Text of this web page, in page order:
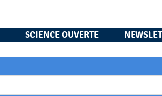
SCIENCE OUVERTE